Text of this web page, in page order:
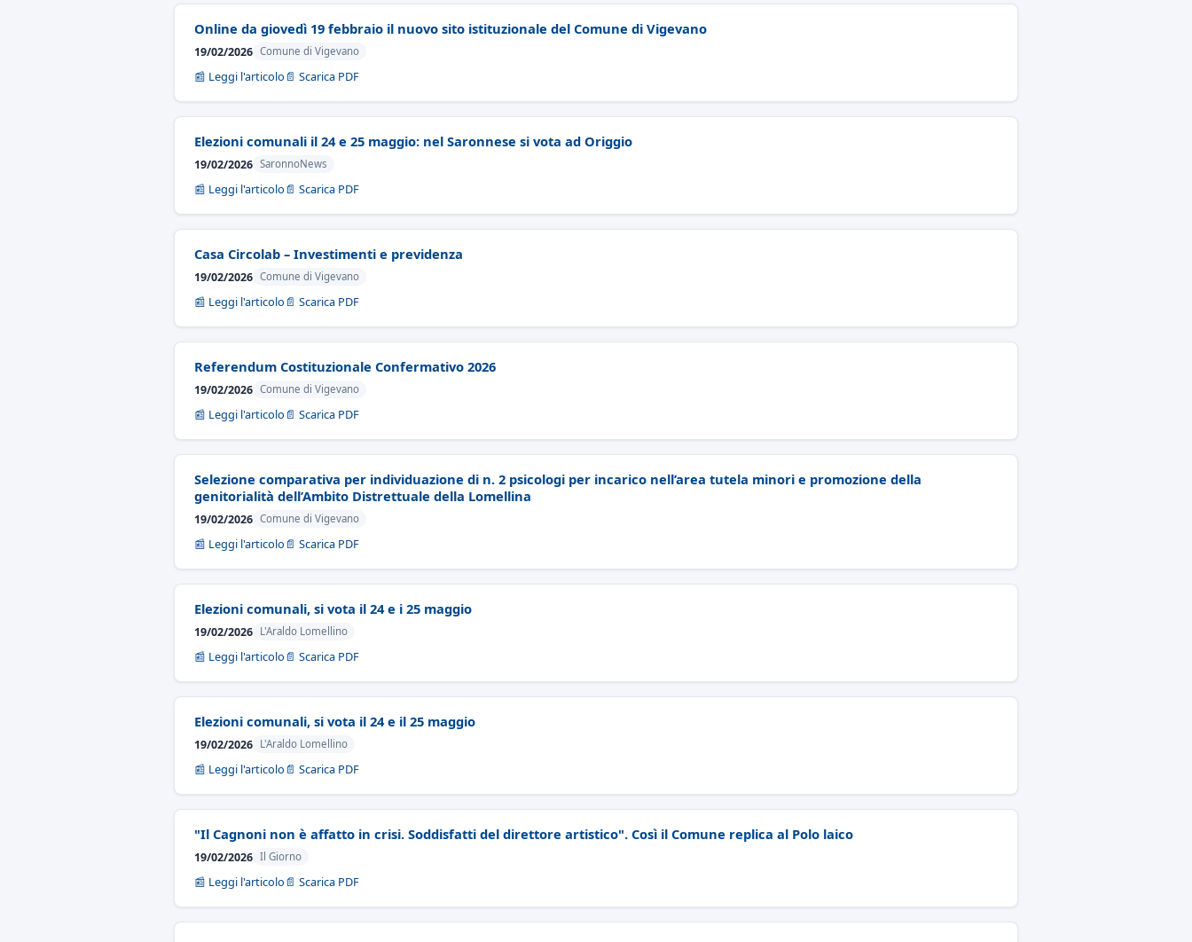
Online da giovedì 19 febbraio il nuovo sito istituzionale del Comune di Vigevano
19/02/2026 Comune di Vigevano
📰 Leggi l'articolo 📄 Scarica PDF
Elezioni comunali il 24 e 25 maggio: nel Saronnese si vota ad Origgio
19/02/2026 SaronnoNews
📰 Leggi l'articolo 📄 Scarica PDF
Casa Circolab – Investimenti e previdenza
19/02/2026 Comune di Vigevano
📰 Leggi l'articolo 📄 Scarica PDF
Referendum Costituzionale Confermativo 2026
19/02/2026 Comune di Vigevano
📰 Leggi l'articolo 📄 Scarica PDF
Selezione comparativa per individuazione di n. 2 psicologi per incarico nell’area tutela minori e promozione della
genitorialità dell’Ambito Distrettuale della Lomellina
19/02/2026 Comune di Vigevano
📰 Leggi l'articolo 📄 Scarica PDF
Elezioni comunali, si vota il 24 e i 25 maggio
19/02/2026 L'Araldo Lomellino
📰 Leggi l'articolo 📄 Scarica PDF
Elezioni comunali, si vota il 24 e il 25 maggio
19/02/2026 L'Araldo Lomellino
📰 Leggi l'articolo 📄 Scarica PDF
"Il Cagnoni non è affatto in crisi. Soddisfatti del direttore artistico". Così il Comune replica al Polo laico
19/02/2026 Il Giorno
📰 Leggi l'articolo 📄 Scarica PDF